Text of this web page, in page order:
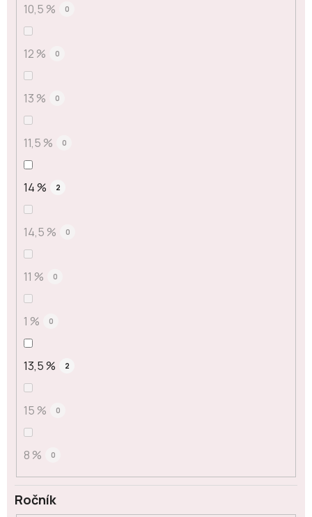
10,5 % 0
12 % 0
13 % 0
11,5 % 0
14 % 2
14,5 % 0
11 % 0
1 % 0
13,5 % 2
15 % 0
8 % 0
Ročník